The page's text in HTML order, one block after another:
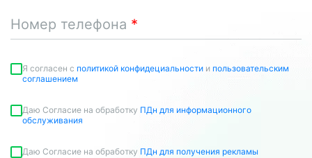
Номер телефона
Я согласен c политикой конфидециальности и пользовательским
соглашением
Даю Согласие на обработку ПДн для информационного
обслуживания
Даю Согласие на обработку ПДн для получения рекламы